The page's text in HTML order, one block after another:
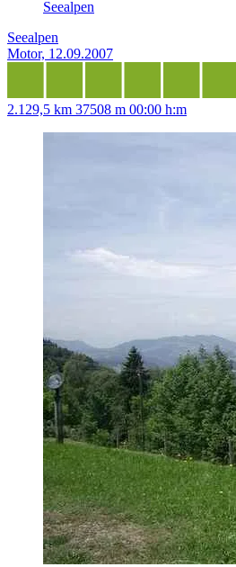
Seealpen
Seealpen
Motor, 12.09.2007
2.129,5 km 37508 m 00:00 h:m